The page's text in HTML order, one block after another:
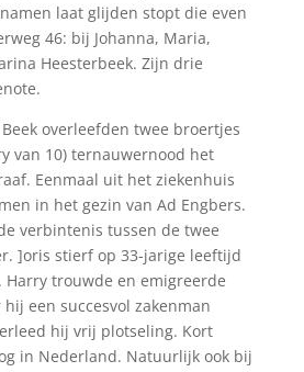
laat glijden stopt die even
46: bij Johanna, Maria,
Heesterbeek. Zijn drie
overleefden twee broertjes
van 10) ternauwernood het
Eenmaal uit het ziekenhuis
in het gezin van Ad Engbers.
verbintenis tussen de twee
]oris stierf op 33-jarige leeftijd
Harry trouwde en emigreerde
een succesvol zakenman
hij vrij plotseling. Kort
in Nederland. Natuurlijk ook bij